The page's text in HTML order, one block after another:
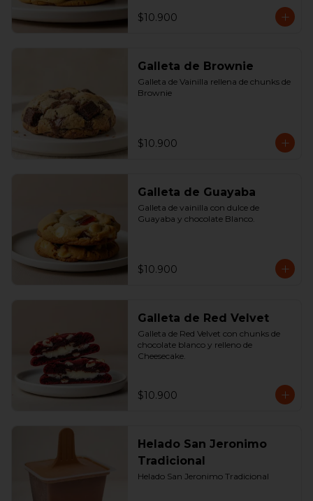
$10.900
Galleta de Brownie
Galleta de Vainilla rellena de chunks de
Brownie
$10.900
Galleta de Guayaba
Galleta de vainilla con dulce de
Guayaba y chocolate Blanco.
$10.900
Galleta de Red Velvet
Galleta de Red Velvet con chunks de
chocolate blanco y relleno de
Cheesecake.
$10.900
Helado San Jeronimo
Tradicional
Helado San Jeronimo Tradicional